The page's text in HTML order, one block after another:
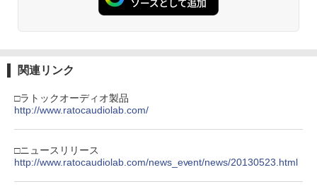
関連リンク
□ラトックオーディオ製品
http://www.ratocaudiolab.com/
□ニュースリリース
http://www.ratocaudiolab.com/news_event/news/20130523.html